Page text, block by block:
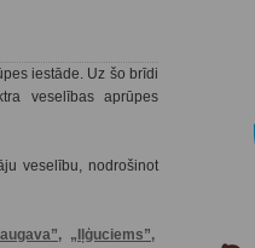
iestāde. Uz šo brīdi
veselības aprūpes
veselību, nodrošinot
„Iļģuciems”,